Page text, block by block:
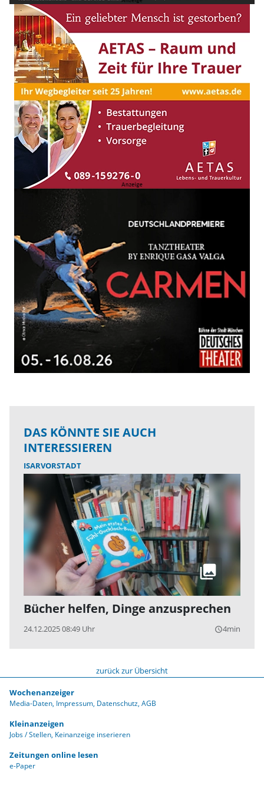
DAS KÖNNTE SIE AUCH
INTERESSIEREN
ISARVORSTADT
Bücher helfen, Dinge anzusprechen
24.12.2025 08:49 Uhr query_builder4min
zurück zur Übersicht
Wochenanzeiger
Media-Daten Impressum Datenschutz AGB
Kleinanzeigen
Jobs / Stellen Keinanzeige inserieren
Zeitungen online lesen
e-Paper